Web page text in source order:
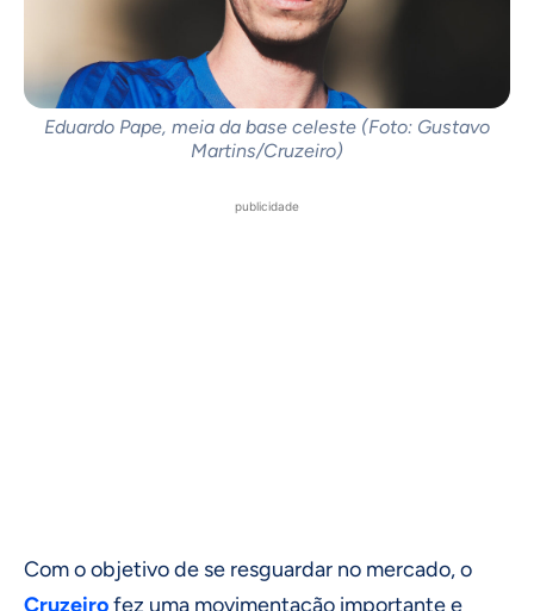
Eduardo Pape, meia da base celeste (Foto: Gustavo
Martins/Cruzeiro)
publicidade
Com o objetivo de se resguardar no mercado, o
Cruzeirofez uma movimentação importante e